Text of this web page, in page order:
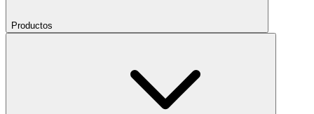
Productos